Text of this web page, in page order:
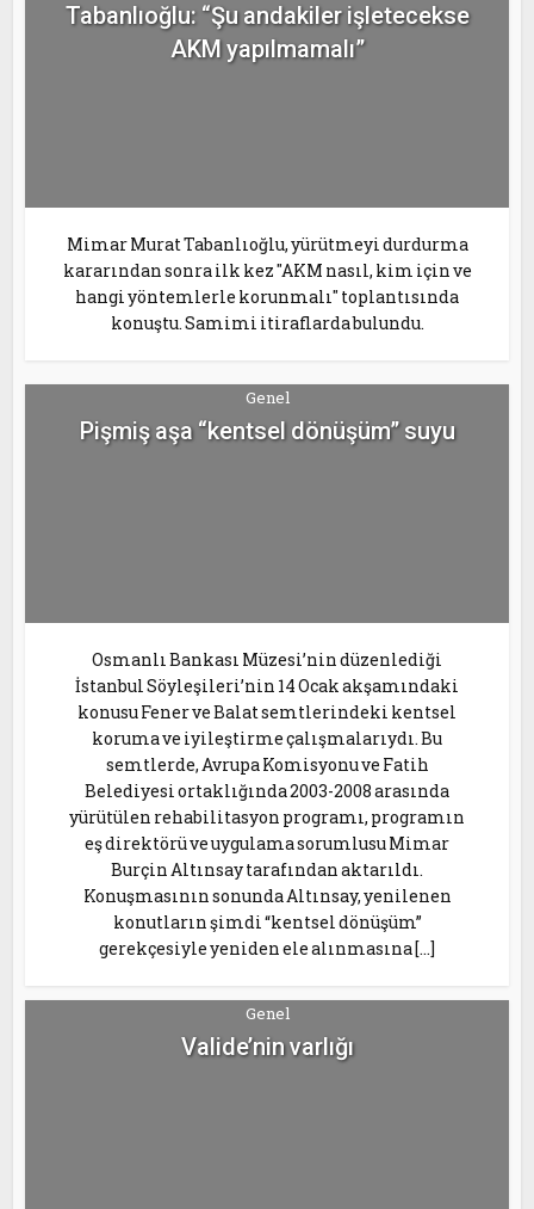
Tabanlıoğlu: “Şu andakiler işletecekse
AKM yapılmamalı”
Mimar Murat Tabanlıoğlu, yürütmeyi durdurma
kararından sonra ilk kez "AKM nasıl, kim için ve
hangi yöntemlerle korunmalı" toplantısında
konuştu. Samimi itiraflarda bulundu.
Genel
Pişmiş aşa “kentsel dönüşüm” suyu
Osmanlı Bankası Müzesi’nin düzenlediği
İstanbul Söyleşileri’nin 14 Ocak akşamındaki
konusu Fener ve Balat semtlerindeki kentsel
koruma ve iyileştirme çalışmalarıydı. Bu
semtlerde, Avrupa Komisyonu ve Fatih
Belediyesi ortaklığında 2003-2008 arasında
yürütülen rehabilitasyon programı, programın
eş direktörü ve uygulama sorumlusu Mimar
Burçin Altınsay tarafından aktarıldı.
Konuşmasının sonunda Altınsay, yenilenen
konutların şimdi “kentsel dönüşüm”
gerekçesiyle yeniden ele alınmasına […]
Genel
Valide’nin varlığı